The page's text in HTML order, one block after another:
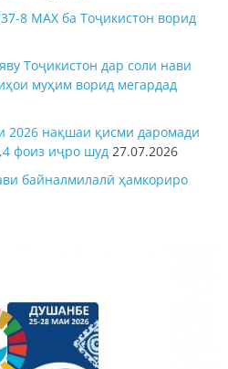
8 MAX ба Тоҷикистон ворид
Тоҷикистон дар соли нави
муҳим ворид мегардад
2026 нақшаи қисми даромади
фоиз иҷро шуд 27.07.2026
байналмилалӣ ҳамкориро